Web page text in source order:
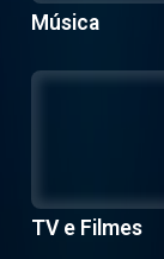
Música
TV e Filmes